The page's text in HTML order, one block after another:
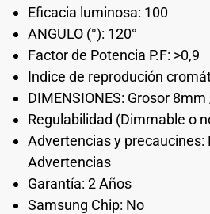
Eficacia luminosa: 100
ANGULO (°): 120°
Factor de Potencia P.F: >0,9
Indice de reprodución
DIMENSIONES: Grosor
Regulabilidad (Dimmable o
Advertencias y precaucines:
Advertencias
Garantía: 2 Años
Samsung Chip: No